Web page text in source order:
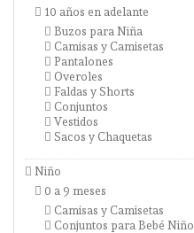
10 años en adelante
Buzos para Niña
Camisas y Camisetas
Pantalones
Overoles
Faldas y Shorts
Conjuntos
Vestidos
Sacos y Chaquetas
Niño
0 a 9 meses
Camisas y Camisetas
Conjuntos para Bebé Niño